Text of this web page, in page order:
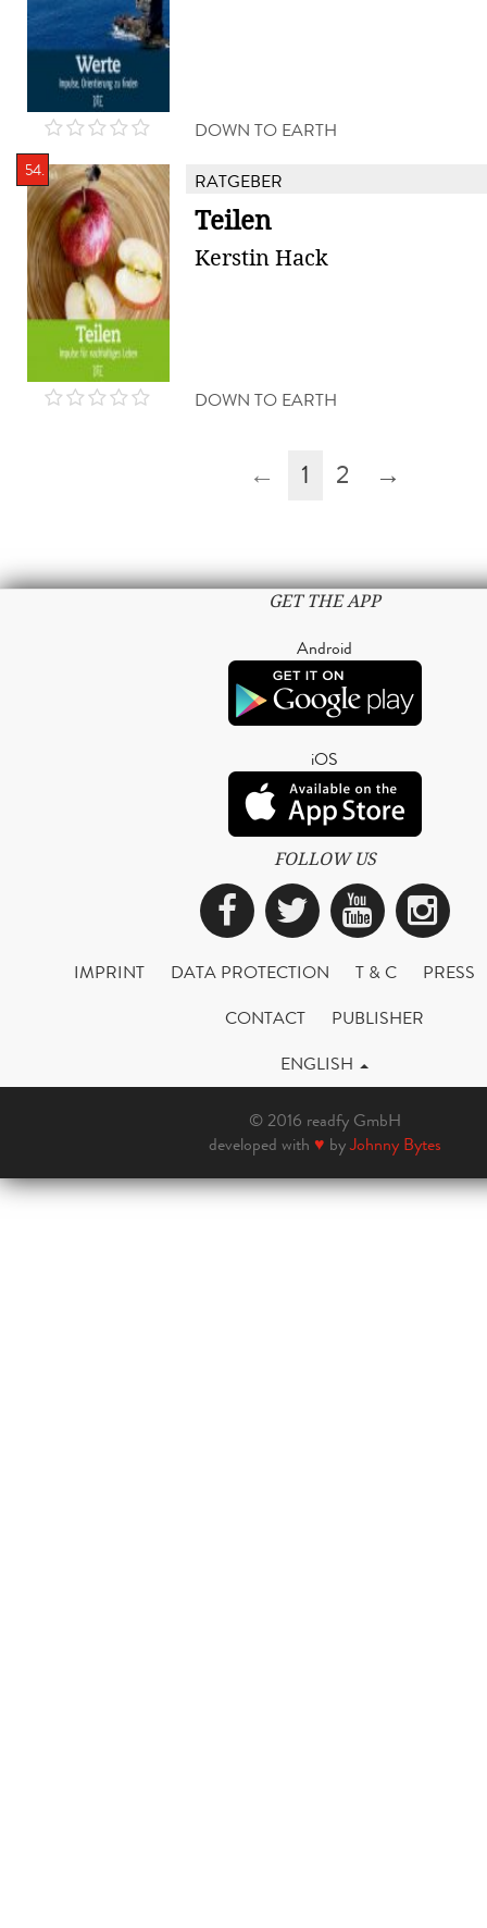
DOWN TO EARTH
54. RATGEBER
Teilen
Kerstin Hack
DOWN TO EARTH
← 1 2 →
GET THE APP
Android
iOS
FOLLOW US
Facebook
Twitter
IMPRINT DATA PROTECTION T & C
PRESS
CONTACT
PUBLISHER
ENGLISH
© 2016 readfy GmbH
developed with ♥ byJohnny Bytes